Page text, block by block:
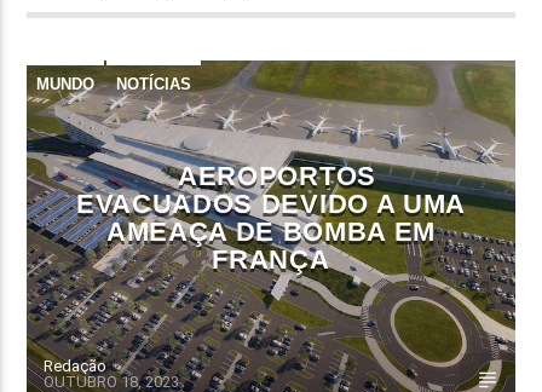
MUNDO NOTÍCIAS
AEROPORTOS
EVACUADOS DEVIDO A UMA
AMEAÇA DE BOMBA EM
FRANÇA
Redação
OUTUBRO 18, 2023